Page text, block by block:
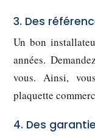
3. Des
Un bon
années.
vous. Ainsi,
plaquette
4. Des